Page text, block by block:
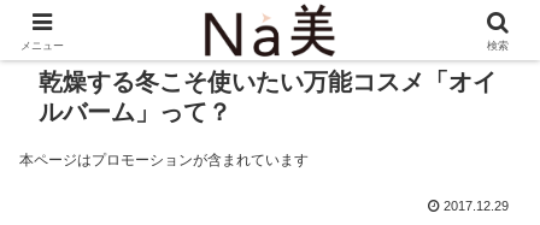
乾燥する冬こそ使いたい万能コスメ「オイ
ルバーム」って？
本ページはプロモーションが含まれています
2017.12.29
メニュー 検索